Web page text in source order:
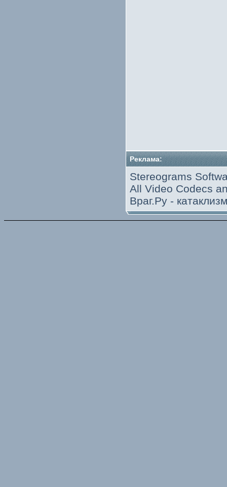
Реклама:
Stereograms
All Video Codecs
Враг.Ру -